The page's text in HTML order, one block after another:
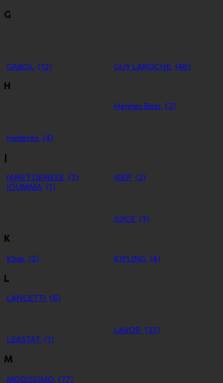
G
GABOL (12) GUY LAROCHE (48)
H
Hedgren (4)
Henney Bear (2)
J
JANET DENESE (2) JEEP (2)
JOUMMA (1)
JUICE (1)
K
Kbas (2) KIPLING (4)
L
LANCETTI (6)
LAVOR (37)
LEASTAT (1)
M
MODISSIMO (77)